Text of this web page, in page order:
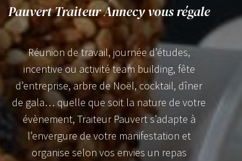
Pauvert Traiteur Annecy vous régale
Réunion de travail, journée d’études,
incentive ou activité team building, fête
d’entreprise, arbre de Noël, cocktail, dîner
de gala… quelle que soit la nature de votre
évènement, Traiteur Pauvert s’adapte à
l’envergure de votre manifestation et
organise selon vos envies un repas